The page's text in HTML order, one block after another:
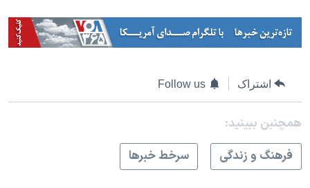
اشتراک Follow us
همچنبن ببینید:
فرهنگ و زندگی
سرخط خبرها